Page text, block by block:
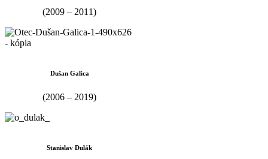
(2009 – 2011)
Dušan Galica
(2006 – 2019)
Stanislav Dulák